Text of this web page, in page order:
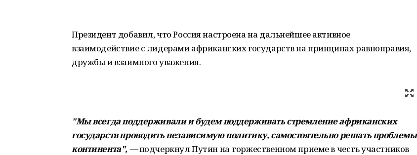
Президент добавил, что Россия настроена на дальнейшее активное
взаимодействие с лидерами африканских государств на принципах равноправия,
дружбы и взаимного уважения.
"Мы всегда поддерживали и будем поддерживать стремление африканских
государств проводить независимую политику, самостоятельно решать проблемы
континента", —подчеркнул Путин на торжественном приеме в честь участников